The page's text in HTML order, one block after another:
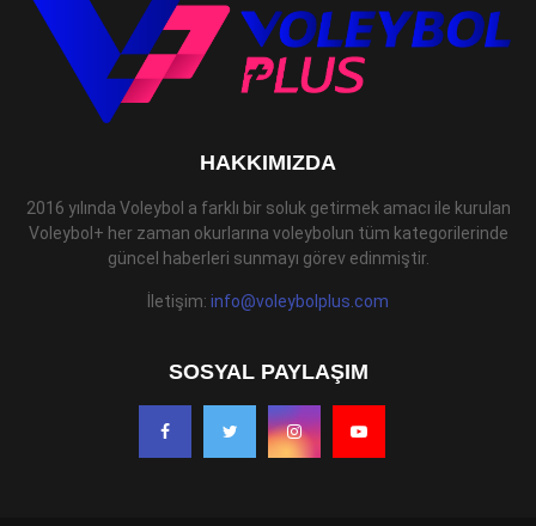
HAKKIMIZDA
2016 yılında Voleybol a farklı bir soluk getirmek amacı ile kurulan
Voleybol+ her zaman okurlarına voleybolun tüm kategorilerinde
güncel haberleri sunmayı görev edinmiştir.
İletişim: info@voleybolplus.com
SOSYAL PAYLAŞIM